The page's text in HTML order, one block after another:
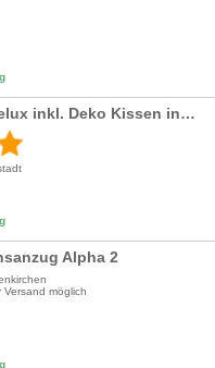
Surfsimulator delux inkl. Deko Kissen inkl. 19% MwSt.
Alpha 2
möglich